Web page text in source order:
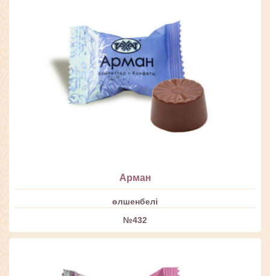
Арман
өлшенбелі
№432